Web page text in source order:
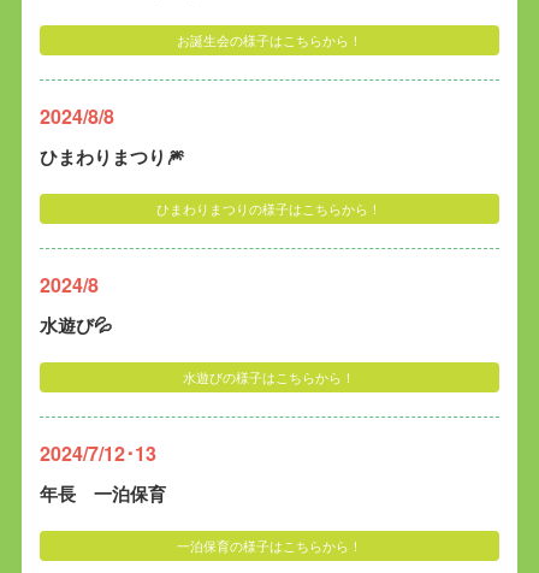
お誕生会の様子はこちらから！
2024/8/8
ひまわりまつり🎆
ひまわりまつりの様子はこちらから！
2024/8
水遊び💦
水遊びの様子はこちらから！
2024/7/12･13
年長 一泊保育
一泊保育の様子はこちらから！